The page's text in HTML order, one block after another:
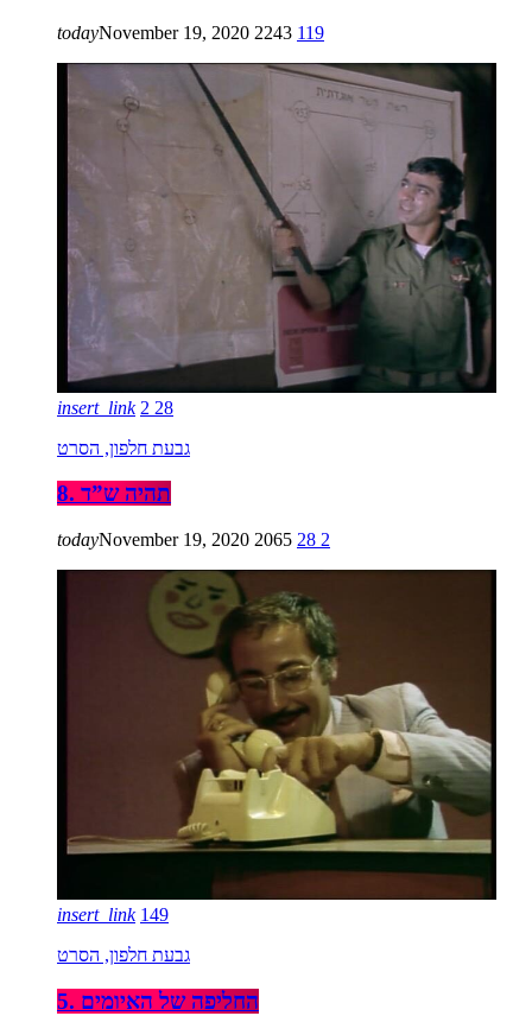
todayNovember 19, 2020 2243 119
insert_link 2 28
גבעת חלפון, הסרט
8. תהיה ש”ד
todayNovember 19, 2020 2065 28 2
insert_link 149
גבעת חלפון, הסרט
5. החליפה של האיומים